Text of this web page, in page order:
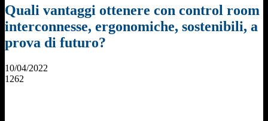
Quali vantaggi ottenere con control room
interconnesse, ergonomiche, sostenibili, a
prova di futuro?
10/04/2022
1262